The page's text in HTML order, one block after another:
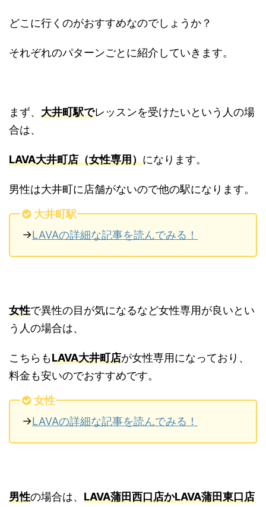
どこに行くのがおすすめなのでしょうか？
それぞれのパターンごとに紹介していきます。
まず、 大井町駅でレッスンを受けたいという人の場
合は、
LAVA大井町店（女性専用）になります。
男性は大井町に店舗がないので他の駅になります。
大井町駅
→LAVAの詳細な記事を読んでみる！
女性で異性の目が気になるなど女性専用が良いとい
う人の場合は、
こちらもLAVA大井町店が女性専用になっており、
料金も安いのでおすすめです。
女性
→LAVAの詳細な記事を読んでみる！
男性の場合は、 LAVA蒲田西口店かLAVA蒲田東口店